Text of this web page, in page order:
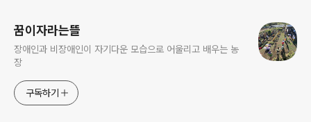
꿈이자라는뜰
장애인과 비장애인이 자기다운 모습으로 어울리고 배우는 농
장
구독하기